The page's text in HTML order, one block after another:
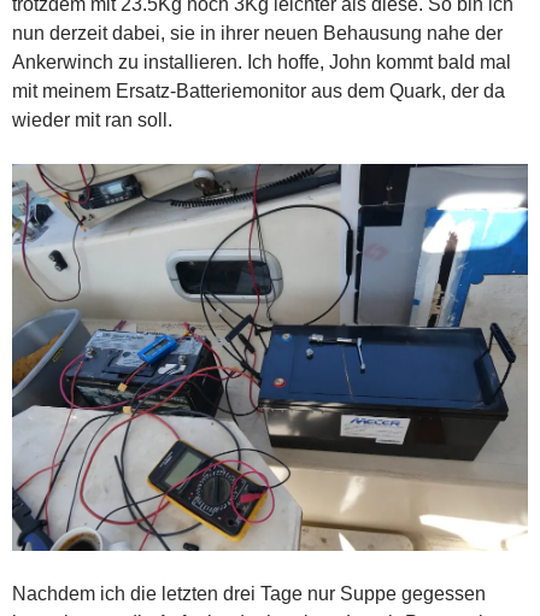
nun derzeit dabei, sie in ihrer neuen Behausung nahe der
Ankerwinch zu installieren. Ich hoffe, John kommt bald mal
mit meinem Ersatz-Batteriemonitor aus dem Quark, der da
wieder mit ran soll.
Nachdem ich die letzten drei Tage nur Suppe gegessen